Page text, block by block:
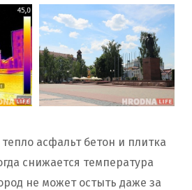
асфальт бетон и плитка
снижается температура
не может остыть даже за